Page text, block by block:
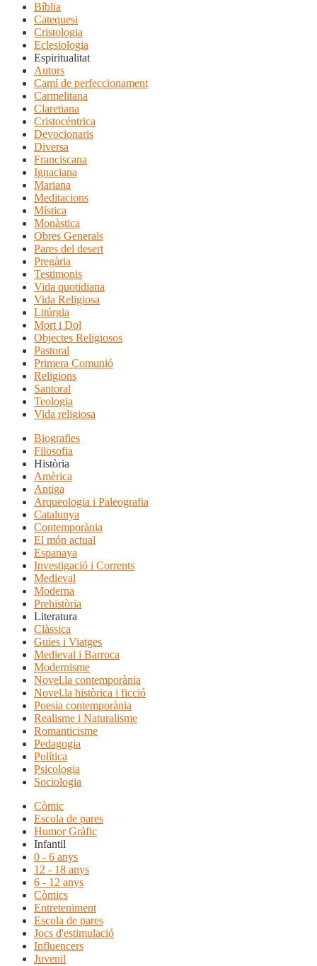
Bíblia
Catequesi
Cristologia
Eclesiologia
Espiritualitat
Autors
Camí de perfeccionament
Carmelitana
Claretiana
Cristocéntrica
Devocionaris
Diversa
Franciscana
Ignaciana
Mariana
Meditacions
Mística
Monàstica
Obres Generals
Pares del desert
Pregària
Testimonis
Vida quotidiana
Vida Religiosa
Litúrgia
Mort i Dol
Objectes Religiosos
Pastoral
Primera Comunió
Religions
Santoral
Teologia
Vida religiosa
Biografies
Filosofia
Història
Amèrica
Antiga
Arqueologia i Paleografia
Catalunya
Contemporània
El món actual
Espanaya
Investigació i Corrents
Medieval
Moderna
Prehistòria
Literatura
Clàssica
Guies i Viatges
Medieval i Barroca
Modernisme
Novel.la contemporània
Novel.la històrica i ficció
Poesia contemporània
Realisme i Naturalisme
Romanticisme
Pedagogia
Política
Psicologia
Sociologia
Còmic
Escola de pares
Humor Gràfic
Infantil
0 - 6 anys
12 - 18 anys
6 - 12 anys
Còmics
Entreteniment
Escola de pares
Jocs d'estimulació
Influencers
Juvenil